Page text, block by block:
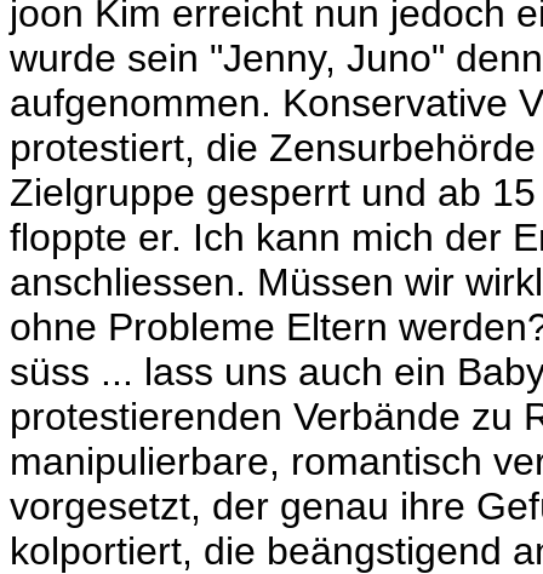
joon Kim erreicht nun jedoch
wurde sein "Jenny, Juno"
aufgenommen. Konservative
protestiert, die
Zielgruppe gesperrt und ab
floppte er. Ich kann mich der
anschliessen. Müssen wir
ohne Probleme Eltern
süss ... lass uns auch ein
protestierenden Verbände zu
manipulierbare, romantisch
vorgesetzt, der genau ihre
kolportiert, die beängstigend